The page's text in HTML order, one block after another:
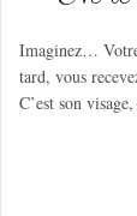
Imaginez…
tard, vous
C’est son